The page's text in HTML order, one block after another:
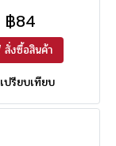
฿84
สั่งซื้อสินค้า
เปรียบเทียบ